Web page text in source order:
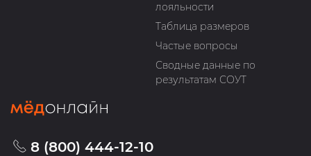
лояльности
Таблица размеров
Частые вопросы
Сводные данные по
результатам СОУТ
8 (800) 444-12-10